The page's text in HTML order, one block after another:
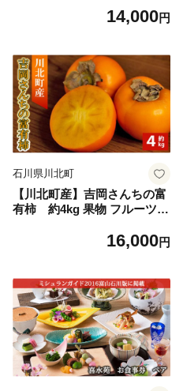
ペールエール 自家製六条大麦
ダークエール 焙煎麦芽 調和
14,000円
石川県川北町
【川北町産】吉岡さんちの富
有柿 約4kg 果物 フルーツ
本産 食品 食べ物 甘柿 サクサ
16,000円